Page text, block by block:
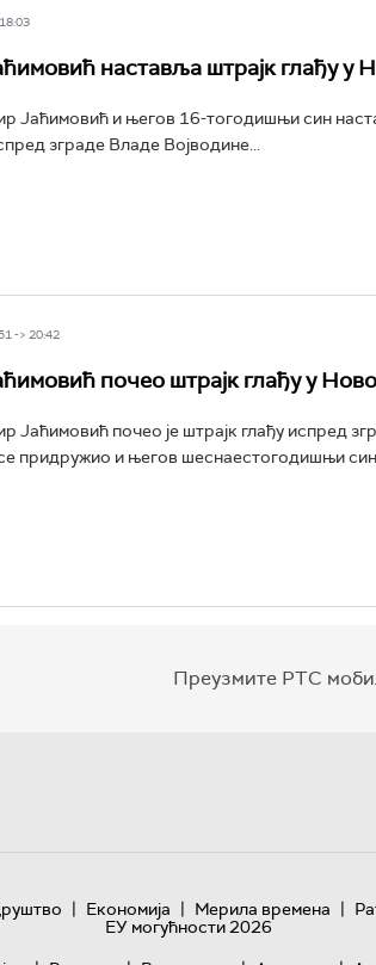
наставља штрајк глађу у
Јаћимовић и његов 16-тогодишњи син
зграде Владе Војводине...
-> 20:42
почео штрајк глађу у
Јаћимовић почео је штрајк глађу испред
придружио и његов шеснаестогодишњи
Преузмите РТС
| Економија | Мерила времена |
ЕУ могућности 2026